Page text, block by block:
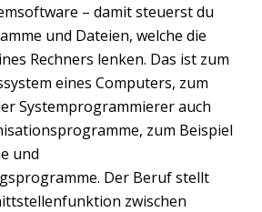
– damit steuerst du
und Dateien, welche die
Rechners lenken. Das ist zum
eines Computers, zum
Systemprogrammierer auch
zum Beispiel
und
Der Beruf stellt
zwischen